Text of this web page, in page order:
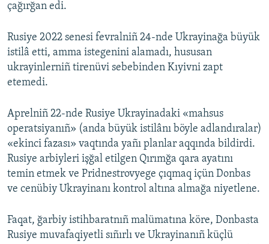
çağırğan edi.
Rusiye 2022 senesi fevralniñ 24-nde Ukrayinağa büyük
istilâ etti, amma istegenini alamadı, hususan
ukrayinlerniñ tirenüvi sebebinden Kıyivni zapt
etemedi.
Aprelniñ 22-nde Rusiye Ukrayinadaki «mahsus
operatsiyanıñ» (anda büyük istilânı böyle adlandıralar)
«ekinci fazası» vaqtında yañı planlar aqqında bildirdi.
Rusiye arbiyleri işğal etilgen Qırımğa qara ayatını
temin etmek ve Pridnestrovyege çıqmaq içün Donbas
ve cenübiy Ukrayinanı kontrol altına almağa niyetlene.
Faqat, ğarbiy istihbaratnıñ malümatına köre, Donbasta
Rusiye muvafaqiyetli sıñırlı ve Ukrayinanıñ küçlü